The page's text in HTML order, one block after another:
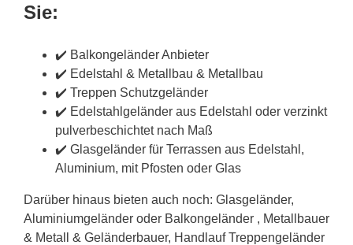
Sie:
✔️ Balkongeländer Anbieter
✔️ Edelstahl & Metallbau & Metallbau
✔️ Treppen Schutzgeländer
✔️ Edelstahlgeländer aus Edelstahl oder verzinkt
pulverbeschichtet nach Maß
✔️ Glasgeländer für Terrassen aus Edelstahl,
Aluminium, mit Pfosten oder Glas
Darüber hinaus bieten auch noch: Glasgeländer,
Aluminiumgeländer oder Balkongeländer , Metallbauer
& Metall & Geländerbauer, Handlauf Treppengeländer